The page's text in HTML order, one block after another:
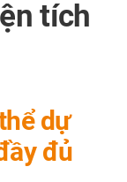
tích
dự
đủ